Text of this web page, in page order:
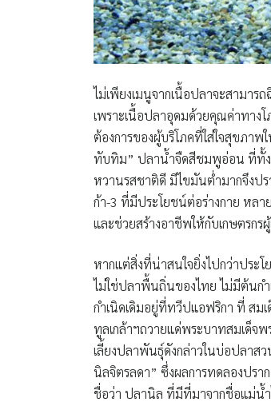
ไม่เพียงเมนูจากเนื้อปลาจะสามาร
เพราะเนื้อปลาอุดมด้วยคุณค่าทาง
ต้องการของผู้บริโภคที่ใส่ใจสุขภา
ทับทิม” ปลาน้ำจืดสีชมพูอ่อน ที่ทั้ง
หวานรสชาติดี มีไขมันต่ำมากจึงป
ก้า-3 ที่มีประโยชน์ต่อร่างกาย หลา
และช่วยสร้างอาชีพให้กับเกษตรกร
หากแต่สิ่งที่น่าสนใจยิ่งไปกว่าประ
ไม่ใช่ปลาพื้นถิ่นของไทย ไม่มีต้นก
กำเนิดเดิมอยู่ที่ทวีปแอฟริกา ที่ สม
ทูลเกล้าฯถวายแด่พระบาทสมเด็จพ
เลี้ยงปลาพันธุ์ดังกล่าวในบ่อปลาส
นิลจิตรลดา” ซึ่งผลการทดลองปรา
ชื่อว่า ปลานิล ที่มีที่มาจากชื่อแม่น้ำ